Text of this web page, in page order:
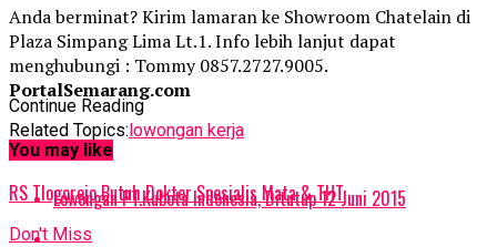
Anda berminat? Kirim lamaran ke Showroom Chatelain di
Plaza Simpang Lima Lt.1. Info lebih lanjut dapat
menghubungi : Tommy 0857.2727.9005.
PortalSemarang.com
Related Topics:lowongan kerja
Up Next
RS Tlogorejo Butuh Dokter Spesialis Mata & THT
Don't Miss
Continue Reading
You may like
Lowongan PT.Kubota Indonesia, Ditutup 12 Juni 2015